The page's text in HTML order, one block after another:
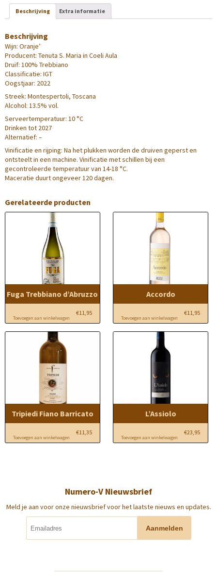
Beschrijving Extra informatie
Beschrijving
Wijn: Oranje’
Producent: Tenuta S. Maria in Coeli Aula
Druif: 100% Trebbiano
Classificatie: IGT
Oogstjaar: 2022
Streek: Montespertoli, Toscana
Alcohol: 13.5% vol.
Serveertemperatuur: 10 °C
Drinken tot 2027
Alternatief: –
Vinificatie en rijping: Na het plukken worden de druiven geperst en
ontsteelt in een machine. Vinificatie met schillen bij een
gecontroleerde temperatuur van 14-18 °C.
Maceratie duurt ongeveer 120 dagen.
Gerelateerde producten
Fuga Trebbiano d’Abruzzo
€11,95
Toevoegen aan winkelwagen
Accordo
€11,95
Toevoegen aan winkelwagen
Tripiedi Fiano Barricato
€11,35
Toevoegen aan winkelwagen
L’Assiolo
€23,95
Toevoegen aan winkelwagen
Numero-V Nieuwsbrief
Meld je aan voor onze nieuwsbrief voor het laatste nieuws en updates.